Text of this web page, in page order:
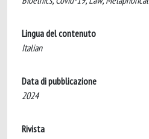
Lingua del contenuto
Italian
Data di pubblicazione
2024
Rivista